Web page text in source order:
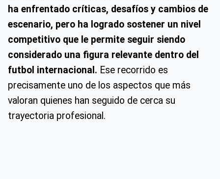
ha enfrentado críticas, desafíos y cambios de
escenario, pero ha logrado sostener un nivel
competitivo que le permite seguir siendo
considerado una figura relevante dentro del
futbol internacional. Ese recorrido es
precisamente uno de los aspectos que más
valoran quienes han seguido de cerca su
trayectoria profesional.